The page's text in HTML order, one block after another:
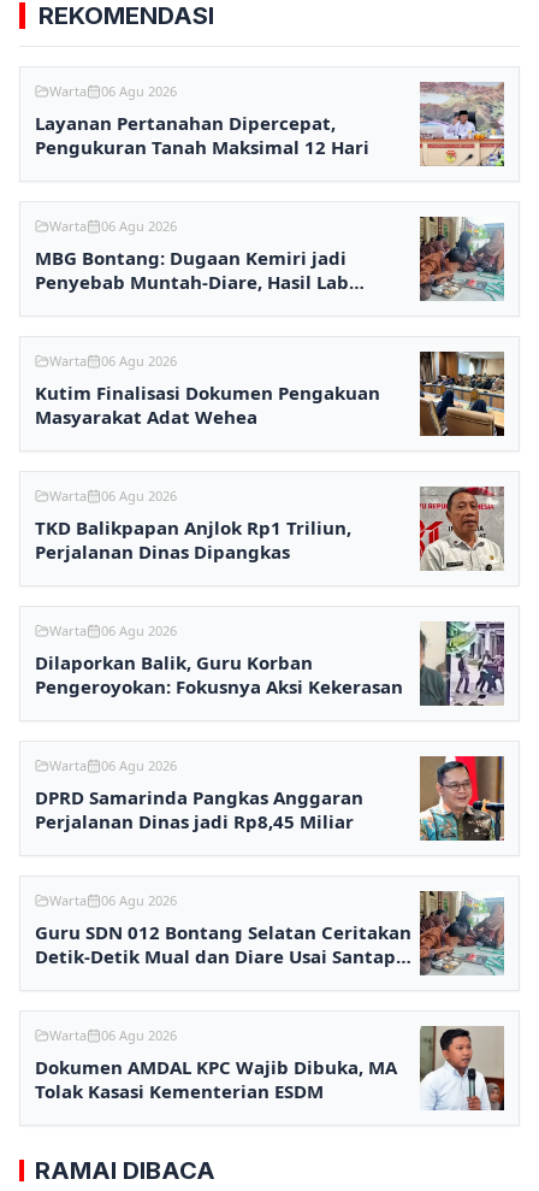
REKOMENDASI
Warta 06 Agu 2026
Layanan Pertanahan Dipercepat,
Pengukuran Tanah Maksimal 12 Hari
Warta 06 Agu 2026
MBG Bontang: Dugaan Kemiri jadi
Penyebab Muntah-Diare, Hasil Lab
Warta 06 Agu 2026
Kutim Finalisasi Dokumen Pengakuan
Masyarakat Adat Wehea
Warta 06 Agu 2026
TKD Balikpapan Anjlok Rp1 Triliun,
Perjalanan Dinas Dipangkas
Warta 06 Agu 2026
Dilaporkan Balik, Guru Korban
Pengeroyokan: Fokusnya Aksi Kekerasan
Warta 06 Agu 2026
DPRD Samarinda Pangkas Anggaran
Perjalanan Dinas jadi Rp8,45 Miliar
Warta 06 Agu 2026
Guru SDN 012 Bontang Selatan Ceritakan
Detik-Detik Mual dan Diare Usai Santap
Warta 06 Agu 2026
Dokumen AMDAL KPC Wajib Dibuka, MA
Tolak Kasasi Kementerian ESDM
RAMAI DIBACA